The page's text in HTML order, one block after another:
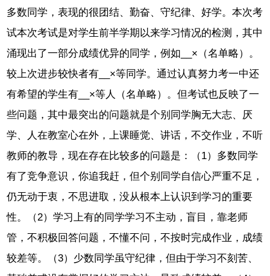
多数同学，表现的很团结、勤奋、守纪律、好学。本次考
试本次考试是对学生前半学期以来学习情况的检测，其中
涌现出了一部分成绩优异的同学，例如__×（名单略）。
较上次进步较快者有__×等同学。通过认真努力考一中还
有希望的学生有__×等人（名单略）。但考试也反映了一
些问题，其中最突出的问题就是个别同学胸无大志、厌
学、人在教室心在外，上课睡觉、讲话，不交作业，不听
教师的教导，现在存在比较多的问题是：（1）多数同学
有了竞争意识，你追我赶，但个别同学自信心严重不足，
仍无动于衷，不思进取，没从根本上认识到学习的重要
性。（2）学习上有的同学学习不主动，盲目，靠老师
管，不积极回答问题，不懂不问，不按时完成作业，成绩
较差等。（3）少数同学虽守纪律，但由于学习不刻苦、